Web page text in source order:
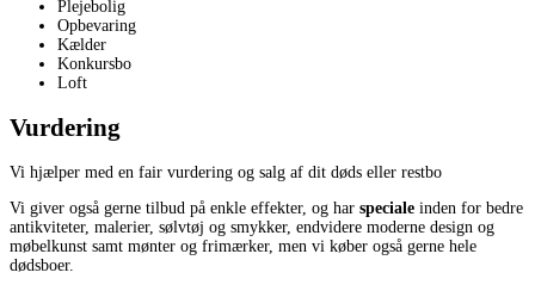
Plejebolig
Opbevaring
Kælder
Konkursbo
Loft
Vurdering
Vi hjælper med en fair vurdering og salg af dit døds eller restbo
Vi giver også gerne tilbud på enkle effekter, og har speciale inden for bedre
antikviteter, malerier, sølvtøj og smykker, endvidere moderne design og
møbelkunst samt mønter og frimærker, men vi køber også gerne hele
dødsboer.